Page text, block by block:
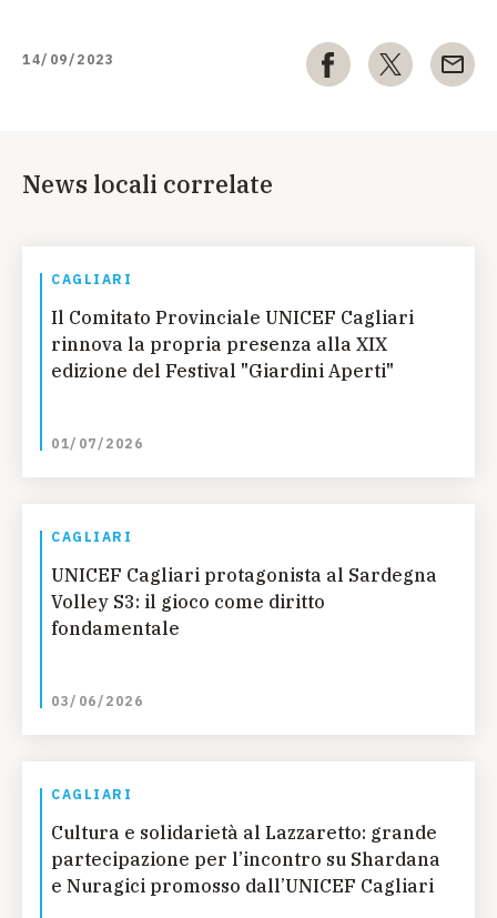
14/09/2023
News locali correlate
CAGLIARI
Il Comitato Provinciale UNICEF Cagliari
rinnova la propria presenza alla XIX
edizione del Festival "Giardini Aperti"
01/07/2026
CAGLIARI
UNICEF Cagliari protagonista al Sardegna
Volley S3: il gioco come diritto
fondamentale
03/06/2026
CAGLIARI
Cultura e solidarietà al Lazzaretto: grande
partecipazione per l’incontro su Shardana
e Nuragici promosso dall’UNICEF Cagliari